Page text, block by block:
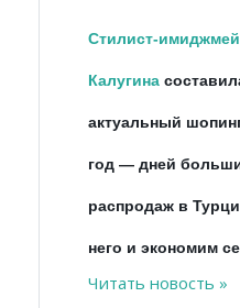
Стилист-
Калугина
актуальный
год — дней
распродаж в
него и экономим
Читать новость »